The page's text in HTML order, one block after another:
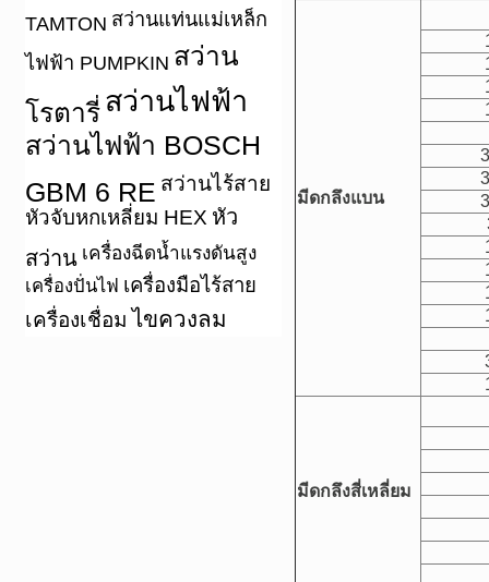
TAMTON สว่านแท่นแม่เหล็ก
ไฟฟ้า PUMPKIN สว่าน
โรตารี่ สว่านไฟฟ้า
สว่านไฟฟ้า BOSCH
GBM 6 RE สว่านไร้สาย
หัวจับหกเหลี่ยม HEX หัว
สว่าน เครื่องฉีดน้ำแรงดันสูง
เครื่องปั่นไฟ เครื่องมือไร้สาย
เครื่องเชื่อม ไขควงลม
มีดกลึงแบน
มีดกลึงสี่เหลี่ยม